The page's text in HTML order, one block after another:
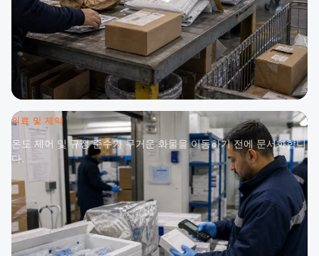
의료 및 제약
온도 제어 및 규정 준수가 무거운 화물을 이동하기 전에 문서화합니
다.